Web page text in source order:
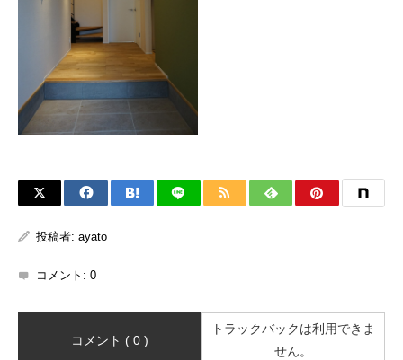
投稿者: ayato
コメント: 0
コメント ( 0 )
トラックバックは利用できま
せん。